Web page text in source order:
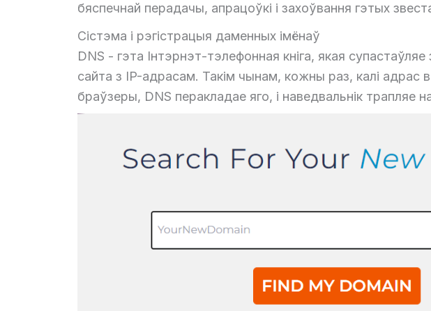
бяспечнай перадачы, апрацоўкі і захоўвання гэтых
Сістэма і рэгістрацыя даменных імёнаў
DNS - гэта Інтэрнэт-тэлефонная кніга, якая
сайта з IP-адрасам. Такім чынам, кожны раз, калі адрас
браўзеры, DNS перакладае яго, і наведвальнік трапляе